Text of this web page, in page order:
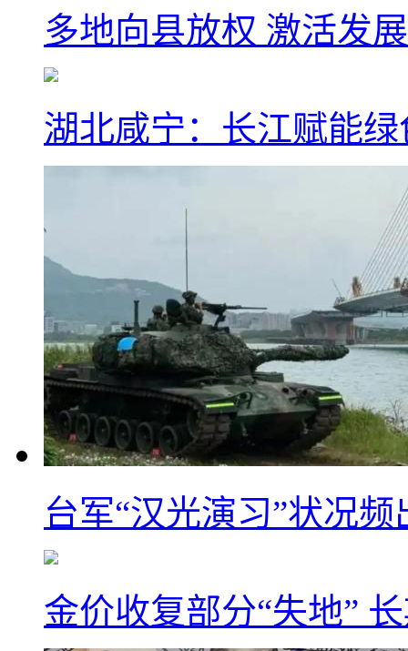
多地向县放权 激活发
湖北咸宁：长江赋能
台军“汉光演习”状况
金价收复部分“失地”